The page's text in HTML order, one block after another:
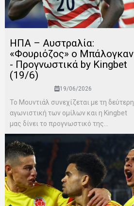
ΗΠΑ – Αυστραλία:
«Φουριόζος» ο Μπάλογκαν
- Προγνωστικά by Kingbet
(19/6)
19/06/2026
Το Μουντιάλ συνεχίζεται με τη δεύτερη
αγωνιστική των ομίλων και η Kingbet
μας δίνει το προγνωστικό της...